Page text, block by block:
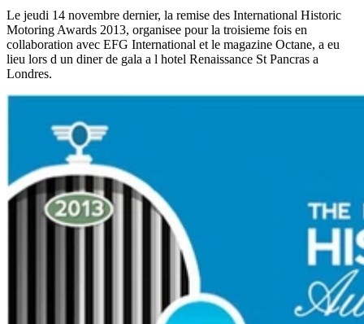
Le jeudi 14 novembre dernier, la remise des International Historic
Motoring Awards 2013, organisee pour la troisieme fois en
collaboration avec EFG International et le magazine Octane, a eu
lieu lors d un diner de gala a l hotel Renaissance St Pancras a
Londres.